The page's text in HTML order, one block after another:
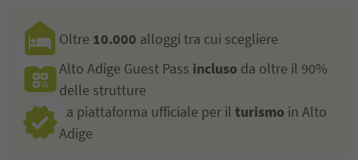
Oltre 10.000 alloggi tra cui scegliere
Alto Adige Guest Pass incluso da oltre il 90%
delle strutture
La piattaforma ufficiale per il turismo in Alto
Adige